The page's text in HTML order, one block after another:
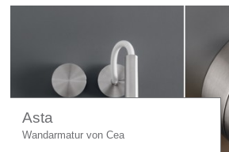
Asta
Wandarmatur von Cea